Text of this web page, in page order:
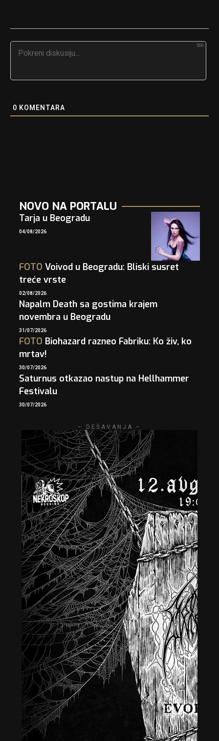
500
0 KOMENTARA
NOVO NA PORTALU
Tarja u Beogradu
04/08/2026
FOTO Voivod u Beogradu: Bliski susret
treće vrste
02/08/2026
Napalm Death sa gostima krajem
novembra u Beogradu
31/07/2026
FOTO Biohazard razneo Fabriku: Ko živ, ko
mrtav!
30/07/2026
Saturnus otkazao nastup na Hellhammer
Festivalu
30/07/2026
– DEŠAVANJA –